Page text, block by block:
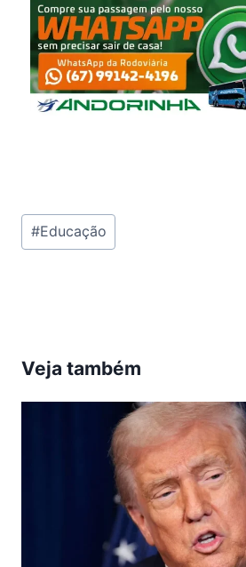
Tags
do
#Educação
Veja também